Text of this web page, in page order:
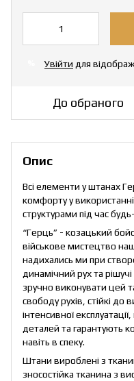
Увійти для
До обраного
Опис
Всі елементи у штанах
комфорту у
структурами під час
“Герць” - козацький
військове мистецтво
надихались ми при
динамічний рух та
зручно виконувати цей
свободу рухів, стійкі до
інтенсивної
деталей та гарантують
навіть в спеку.
Штани вироблені з
зносостійка тканина з